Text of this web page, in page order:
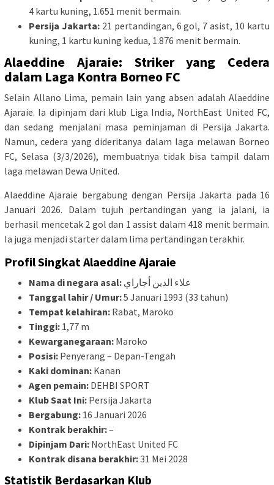
4 kartu kuning, 1.651 menit bermain.
Persija Jakarta:21 pertandingan, 6 gol, 7 asist, 10 kartu
kuning, 1 kartu kuning kedua, 1.876 menit bermain.
Alaeddine Ajaraie: Striker yang Cedera
dalam Laga Kontra Borneo FC
Selain Allano Lima, pemain lain yang absen adalah Alaeddine
Ajaraie. Ia dipinjam dari klub Liga India, NorthEast United FC,
dan sedang menjalani masa peminjaman di Persija Jakarta.
Namun, cedera yang dideritanya dalam laga melawan Borneo
FC, Selasa (3/3/2026), membuatnya tidak bisa tampil dalam
laga melawan Dewa United.
Alaeddine Ajaraie bergabung dengan Persija Jakarta pada 16
Januari 2026. Dalam tujuh pertandingan yang ia jalani, ia
berhasil mencetak 2 gol dan 1 assist dalam 418 menit bermain.
Ia juga menjadi starter dalam lima pertandingan terakhir.
Profil Singkat Alaeddine Ajaraie
Nama di negara asal: علاء الدين أجاراي
Tanggal lahir / Umur:5 Januari 1993 (33 tahun)
Tempat kelahiran: Rabat, Maroko
Tinggi: 1,77 m
Kewarganegaraan: Maroko
Posisi: Penyerang – Depan-Tengah
Kaki dominan: Kanan
Agen pemain: DEHBI SPORT
Klub Saat Ini: Persija Jakarta
Bergabung: 16 Januari 2026
Kontrak berakhir:–
Dipinjam Dari: NorthEast United FC
Kontrak disana berakhir:31 Mei 2028
Statistik Berdasarkan Klub